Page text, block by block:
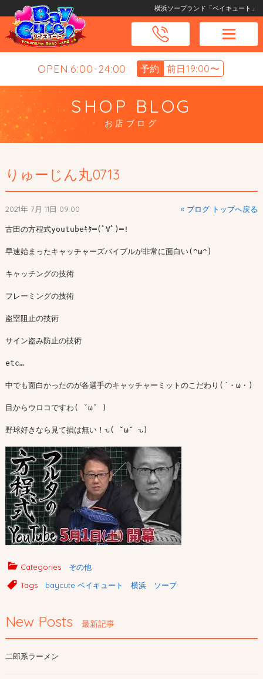
横浜ソープランド「ベイキュート」
OPEN.6:00-24:00 予約 前日19:00〜
SHOP BLOG
お店ブログ
りゅーじん丸0713
2021年 7月 11日 09:00 « ブログ トップへ戻る
古田の方程式youtubeｷﾀ━(ﾟ∀ﾟ)━!
早速始まったキャッチャーズバイブルが非常に面白い(^ω^)
キャッチングの技術
フレーミングの技術
盗塁阻止の技術
サイン盗み防止の技術
etc…
中でも面白かったのが各選手のキャッチャーミットのこだわり(´・ω・)
目からウロコですわ( ˇωˇ )
野球好きなら見て損は無い！ԅ( ˘ω˘ ԅ)
Categories
その他
Tags
baycute ベイキュート 横浜 ソープ
New Posts 最新記事
二郎系ラーメン